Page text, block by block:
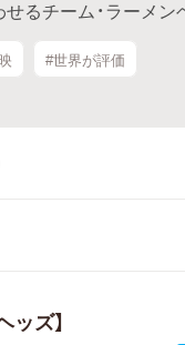
るチーム・ラーメン
#世界が評価
ッズ】